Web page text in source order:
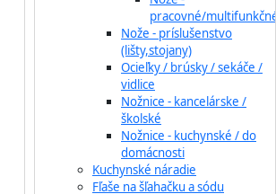
pracovné/multifunkčné
Nože - príslušenstvo
(lišty,stojany)
Ocieľky / brúsky / sekáče /
vidlice
Nožnice - kancelárske /
školské
Nožnice - kuchynské / do
domácnosti
Kuchynské náradie
Fľaše na šľahačku a sódu